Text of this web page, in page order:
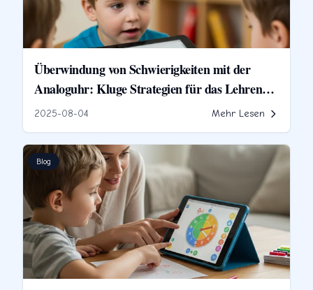
Überwindung von Schwierigkeiten mit der
Analoguhr: Kluge Strategien für das Lehren
von Kindern, die Zeit abzulesen
2025-08-04 Mehr Lesen
Blog